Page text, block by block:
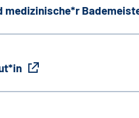
medizinische*r